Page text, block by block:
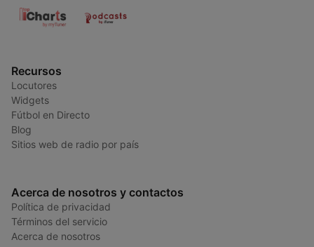
Recursos
Locutores
Widgets
Fútbol en Directo
Blog
Sitios web de radio por país
Acerca de nosotros y contactos
Política de privacidad
Términos del servicio
Acerca de nosotros